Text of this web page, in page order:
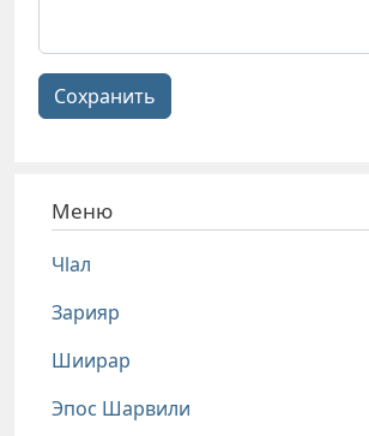
Сохранить
Меню
Чlал
Зарияр
Шиирар
Эпос Шарвили